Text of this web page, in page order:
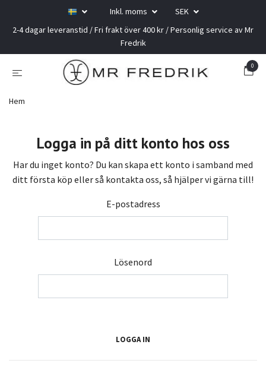
Inkl. moms
SEK
2-4 dagar leveranstid / Fri frakt över 400 kr / Personlig service av Mr
Fredrik
0
Hem
Logga in på ditt konto hos oss
Har du inget konto? Du kan skapa ett konto i samband med
ditt första köp eller så kontakta oss, så hjälper vi gärna till!
E-postadress
Lösenord